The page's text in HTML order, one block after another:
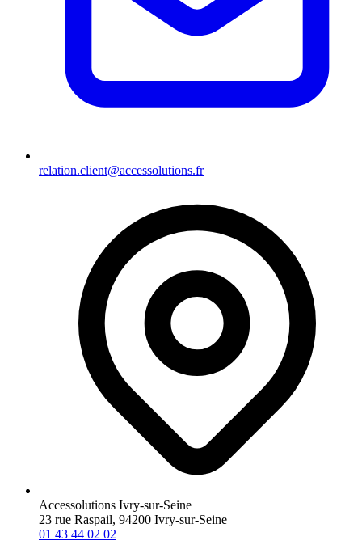
relation.client@accessolutions.fr
Accessolutions Ivry-sur-Seine
23 rue Raspail, 94200 Ivry-sur-Seine
01 43 44 02 02